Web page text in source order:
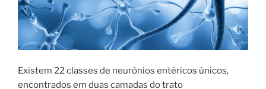
Existem 22 classes de neurônios entéricos únicos,
encontrados em duas camadas do trato